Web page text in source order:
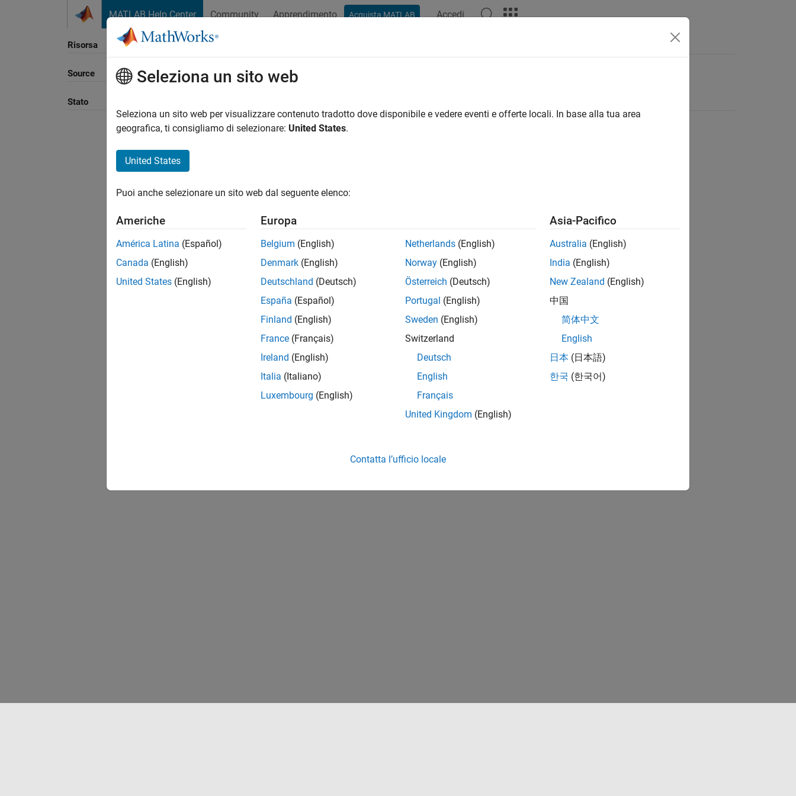
MATLAB Help Center Community Apprendimento Acquista MATLAB Accedi
Risorsa
Source
Stato
Ordina per
Seleziona un sito web
Seleziona un sito web per visualizzare contenuto tradotto dove disponibile e vedere eventi e offerte locali. In base alla tua area
geografica, ti consigliamo di selezionare: United States.
United States
Puoi anche selezionare un sito web dal seguente elenco:
Americhe
América Latina (Español)
Canada (English)
United States (English)
Europa
Belgium (English)
Denmark (English)
Deutschland (Deutsch)
España (Español)
Finland (English)
France (Français)
Ireland (English)
Italia (Italiano)
Luxembourg (English)
Netherlands (English)
Norway (English)
Österreich (Deutsch)
Portugal (English)
Sweden (English)
Switzerland
Deutsch
English
Français
United Kingdom (English)
Asia-Pacifico
Australia (English)
India (English)
New Zealand (English)
中国
简体中文
English
日本 (日本語)
한국 (한국어)
Contatta l’ufficio locale